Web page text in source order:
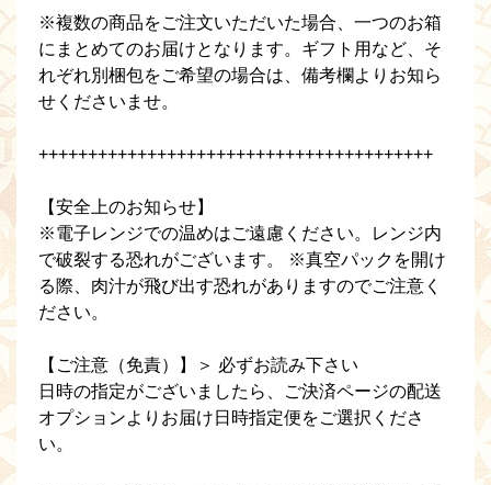
※複数の商品をご注文いただいた場合、一つのお箱
にまとめてのお届けとなります。ギフト用など、そ
れぞれ別梱包をご希望の場合は、備考欄よりお知ら
せくださいませ。
++++++++++++++++++++++++++++++++++++++++
【安全上のお知らせ】
※電子レンジでの温めはご遠慮ください。レンジ内
で破裂する恐れがございます。 ※真空パックを開け
る際、肉汁が飛び出す恐れがありますのでご注意く
ださい。
【ご注意（免責）】＞ 必ずお読み下さい
日時の指定がございましたら、ご決済ページの配送
オプションよりお届け日時指定便をご選択くださ
い。